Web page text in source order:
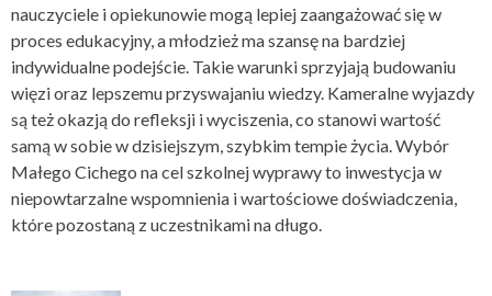
nauczyciele i opiekunowie mogą lepiej zaangażować się w
proces edukacyjny, a młodzież ma szansę na bardziej
indywidualne podejście. Takie warunki sprzyjają budowaniu
więzi oraz lepszemu przyswajaniu wiedzy. Kameralne wyjazdy
są też okazją do refleksji i wyciszenia, co stanowi wartość
samą w sobie w dzisiejszym, szybkim tempie życia. Wybór
Małego Cichego na cel szkolnej wyprawy to inwestycja w
niepowtarzalne wspomnienia i wartościowe doświadczenia,
które pozostaną z uczestnikami na długo.